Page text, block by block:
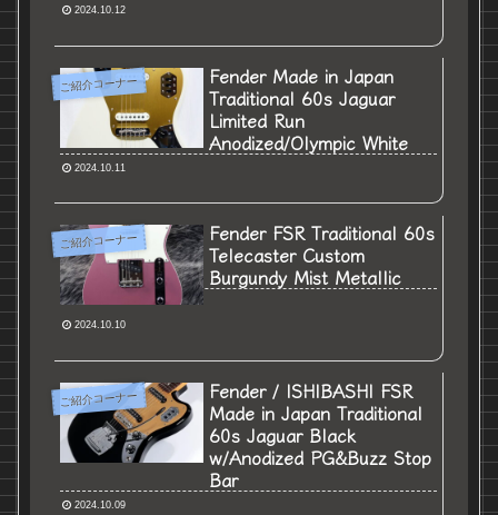
2024.10.12
ご紹介コーナー
Fender Made in Japan
Traditional 60s Jaguar
Limited Run
Anodized/Olympic White
2024.10.11
ご紹介コーナー
Fender FSR Traditional 60s
Telecaster Custom
Burgundy Mist Metallic
2024.10.10
ご紹介コーナー
Fender / ISHIBASHI FSR
Made in Japan Traditional
60s Jaguar Black
w/Anodized PG&Buzz Stop
Bar
2024.10.09